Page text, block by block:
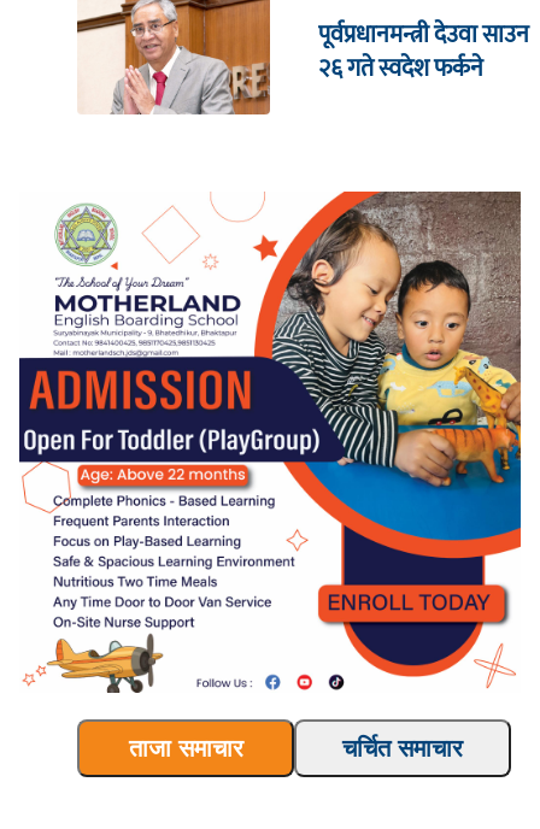
पूर्वप्रधानमन्त्री देउवा साउन
२६ गते स्वदेश फर्कने
ताजा समाचार चर्चित समाचार